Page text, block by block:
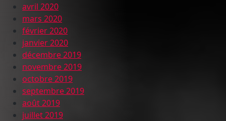
avril 2020
mars 2020
février 2020
janvier 2020
décembre 2019
novembre 2019
octobre 2019
septembre 2019
août 2019
juillet 2019